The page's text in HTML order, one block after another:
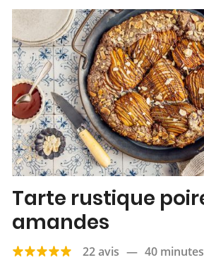
Tarte rustique
amandes
22 avis — 40 minutes